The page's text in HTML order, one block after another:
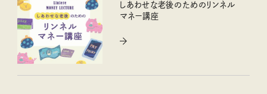
しあわせな老後のためのリンネル
マネー講座